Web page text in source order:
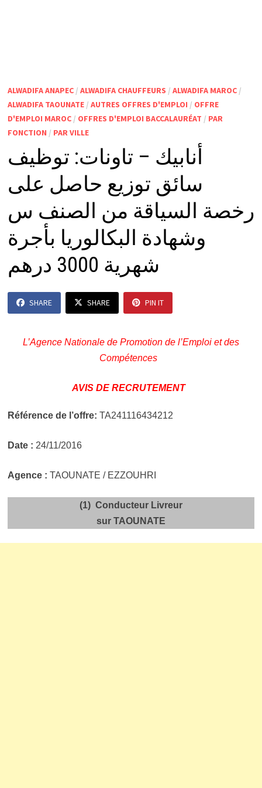
ALWADIFA ANAPEC/ ALWADIFA CHAUFFEURS / ALWADIFA MAROC/
ALWADIFA TAOUNATE/ AUTRES OFFRES D'EMPLOI / OFFRE
D'EMPLOI MAROC/ OFFRES D'EMPLOI BACCALAURÉAT / PAR
FONCTION / PAR VILLE
أنابيك – تاونات: توظيف
سائق توزيع حاصل على
رخصة السياقة من الصنف س
وشهادة البكالوريا بأجرة
شهرية 3000 درهم
SHARE SHARE PIN IT
L’Agence Nationale de Promotion de l’Emploi et des
Compétences
AVIS DE RECRUTEMENT
Référence de l’offre: TA241116434212
Date : 24/11/2016
Agence : TAOUNATE / EZZOUHRI
(1) Conducteur Livreur
sur TAOUNATE